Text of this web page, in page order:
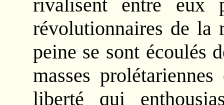
rivalisent entre eux
révolutionnaires de la
peine se sont écoulés
masses
liberté qui